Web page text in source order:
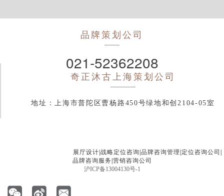
奇正沐古上海策划公司
地址：上海市普陀区曹杨路450号绿地和创2104-05室
品牌策划公司
021-52362208
展厅设计 战略定位咨询 品牌咨询管理 定位咨询公司
品牌咨询服务 营销咨询公司
沪ICP备13004130号-1